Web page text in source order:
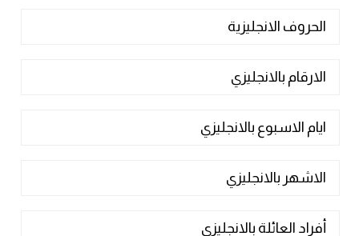
الحروف الانجليزية
الارقام بالانجليزي
ايام الاسبوع بالانجليزي
الاشهر بالانجليزي
أفراد العائلة بالانجليزي